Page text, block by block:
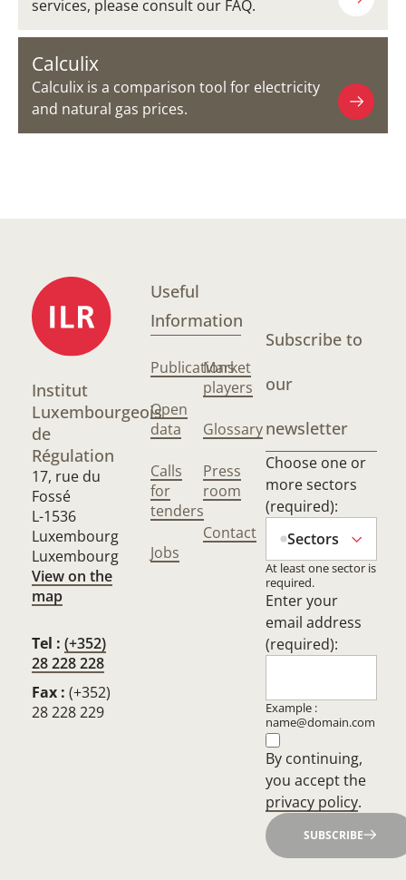
services, please consult our FAQ.
Calculix
Calculix is a comparison tool for electricity
and natural gas prices.
Institut
Luxembourgeois
de
Régulation
17, rue du
Fossé
L-1536
Luxembourg
Luxembourg
View on the
map
Tel : (+352)
28 228 228
Fax : (+352)
28 228 229
Useful
Information
Publications
Open
data
Calls
for
tenders
Jobs
Market
players
Glossary
Press
room
Contact
Subscribe to
our
newsletter
Choose one or
more sectors
(required):
Sectors
At least one sector is
required.
Enter your
email address
(required):
Example :
name@domain.com
By continuing,
you accept the
privacy policy.
SUBSCRIBE